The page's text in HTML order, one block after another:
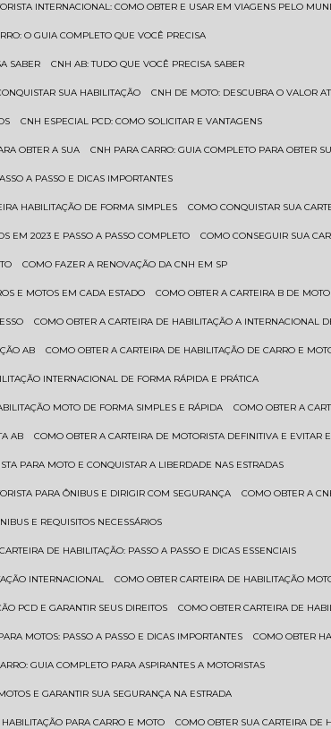
INTERNACIONAL: COMO OBTER E USAR EM VIAGENS PELO
O GUIA COMPLETO QUE VOCÊ PRECISA
SABER CNH AB: TUDO QUE VOCÊ PRECISA SABER
SUA HABILITAÇÃO CNH DE MOTO: DESCUBRA O VALOR
CNH ESPECIAL PCD: COMO SOLICITAR E VANTAGENS
OBTER A SUA CNH PARA CARRO: GUIA COMPLETO PARA OBTER
A PASSO E DICAS IMPORTANTES
HABILITAÇÃO DE FORMA SIMPLES COMO CONQUISTAR SUA
EM 2023 E PASSO A PASSO COMPLETO COMO CONSEGUIR SUA
COMO FAZER A RENOVAÇÃO DA CNH EM SP
E MOTOS EM CADA ESTADO COMO OBTER A CARTEIRA B DE
COMO OBTER A CARTEIRA DE HABILITAÇÃO A INTERNACIONAL
AB COMO OBTER A CARTEIRA DE HABILITAÇÃO DE CARRO E
INTERNACIONAL DE FORMA RÁPIDA E PRÁTICA
MOTO DE FORMA SIMPLES E RÁPIDA COMO OBTER A
AB COMO OBTER A CARTEIRA DE MOTORISTA DEFINITIVA E EVITAR
PARA MOTO E CONQUISTAR A LIBERDADE NAS ESTRADAS
PARA ÔNIBUS E DIRIGIR COM SEGURANÇA COMO OBTER A
E REQUISITOS NECESSÁRIOS
DE HABILITAÇÃO: PASSO A PASSO E DICAS ESSENCIAIS
INTERNACIONAL COMO OBTER CARTEIRA DE HABILITAÇÃO
PCD E GARANTIR SEUS DIREITOS COMO OBTER CARTEIRA DE
MOTOS: PASSO A PASSO E DICAS IMPORTANTES COMO OBTER
GUIA COMPLETO PARA ASPIRANTES A MOTORISTAS
E GARANTIR SUA SEGURANÇA NA ESTRADA
HABILITAÇÃO PARA CARRO E MOTO COMO OBTER SUA CARTEIRA